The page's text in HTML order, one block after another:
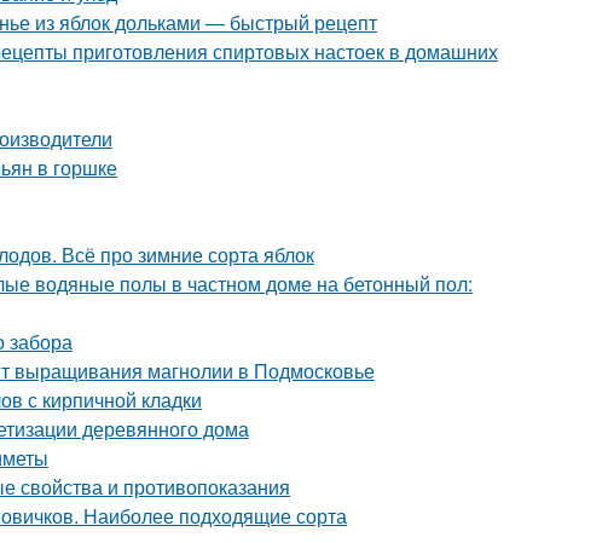
из яблок дольками — быстрый рецепт
приготовления спиртовых настоек в домашних
в горшке
Всё про зимние сорта яблок
водяные полы в частном доме на бетонный пол:
забора
выращивания магнолии в Подмосковье
с кирпичной кладки
деревянного дома
свойства и противопоказания
Наиболее подходящие сорта